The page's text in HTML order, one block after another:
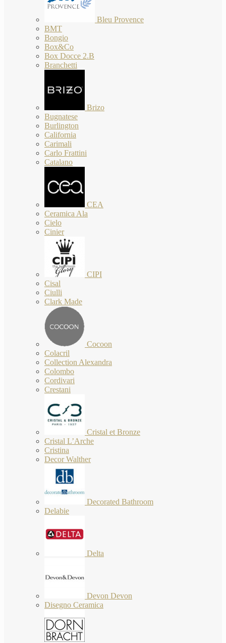
Bleu Provence
BMT
Bongio
Box&Co
Box Docce 2.B
Branchetti
Brizo
Bugnatese
Burlington
California
Carimali
Carlo Frattini
Catalano
CEA
Ceramica Ala
Cielo
Cinier
CIPI
Cisal
Ciulli
Clark Made
Cocoon
Colacril
Collection Alexandra
Colombo
Cordivari
Crestani
Cristal et Bronze
Cristal L’Arche
Cristina
Decor Walther
Decorated Bathroom
Delabie
Delta
Devon Devon
Disegno Ceramica